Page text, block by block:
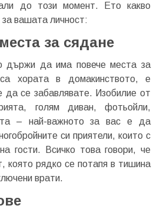
до този момент. Ето какво
за вашата личност:
за сядане
държи да има повече места за
хората в домакинството, е
да се забавлявате. Изобилие от
голям диван, фотьойли,
– най-важното за вас е да
си приятели, които с
гости. Всичко това говори, че
която рядко се потапя в тишина
врати.